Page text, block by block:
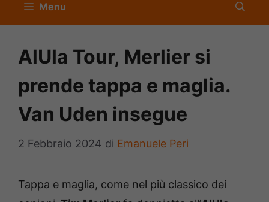
Menu
AlUla Tour, Merlier si
prende tappa e maglia.
Van Uden insegue
2 Febbraio 2024 di Emanuele Peri
Tappa e maglia, come nel più classico dei